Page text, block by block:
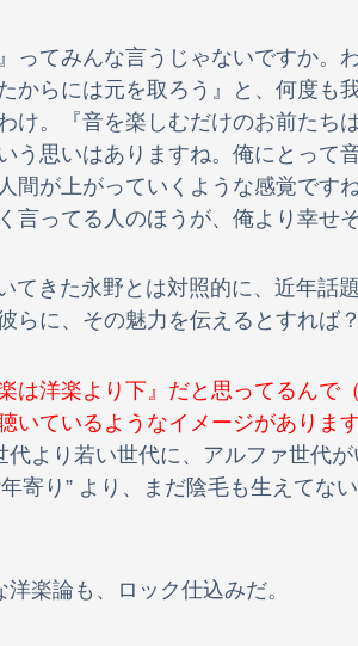
ロシャツから乳房が飛び出してしまう
して、食糧どうすんだよ」大本営「現
前科持ちのおばさんでいいの…？」 【
投下に関して「同情を得ようと核被害
ってみんな言うじゃないですか。
からには元を取ろう』と、何度も
け。『音を楽しむだけのお前たち
う思いはありますね。俺にとって
間が上がっていくような感覚です
言ってる人のほうが、俺より幸せ
てきた永野とは対照的に、近年話
らに、その魅力を伝えるとすれば？
は洋楽より下』だと思ってるんで
いているようなイメージがありま
代より若い世代に、アルファ世代
寄り” より、まだ陰毛も生えてな
楽論も、ロック仕込みだ。